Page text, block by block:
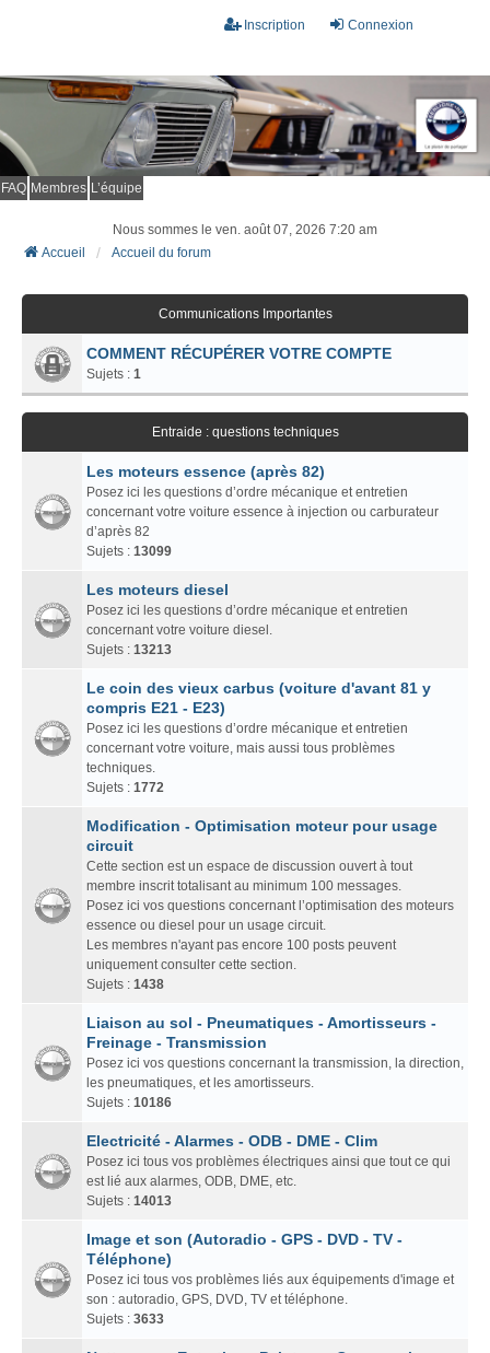
Connexion
Inscription
FAQ Membres L’équipe
Nous sommes le ven. août 07, 2026 7:20 am
Accueil
Accueil du forum
Communications Importantes
COMMENT RÉCUPÉRER VOTRE COMPTE
Sujets : 1
Entraide : questions techniques
Les moteurs essence (après 82)
Posez ici les questions d’ordre mécanique et entretien
concernant votre voiture essence à injection ou carburateur
d’après 82
Sujets : 13099
Les moteurs diesel
Posez ici les questions d’ordre mécanique et entretien
concernant votre voiture diesel.
Sujets : 13213
Le coin des vieux carbus (voiture d'avant 81 y
compris E21 - E23)
Posez ici les questions d’ordre mécanique et entretien
concernant votre voiture, mais aussi tous problèmes
techniques.
Sujets : 1772
Modification - Optimisation moteur pour usage
circuit
Cette section est un espace de discussion ouvert à tout
membre inscrit totalisant au minimum 100 messages.
Posez ici vos questions concernant l’optimisation des moteurs
essence ou diesel pour un usage circuit.
Les membres n'ayant pas encore 100 posts peuvent
uniquement consulter cette section.
Sujets : 1438
Liaison au sol - Pneumatiques - Amortisseurs -
Freinage - Transmission
Posez ici vos questions concernant la transmission, la direction,
les pneumatiques, et les amortisseurs.
Sujets : 10186
Electricité - Alarmes - ODB - DME - Clim
Posez ici tous vos problèmes électriques ainsi que tout ce qui
est lié aux alarmes, ODB, DME, etc.
Sujets : 14013
Image et son (Autoradio - GPS - DVD - TV -
Téléphone)
Posez ici tous vos problèmes liés aux équipements d'image et
son : autoradio, GPS, DVD, TV et téléphone.
Sujets : 3633